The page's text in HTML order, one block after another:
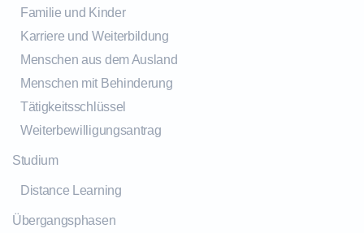
Familie und Kinder
Karriere und Weiterbildung
Menschen aus dem Ausland
Menschen mit Behinderung
Tätigkeitsschlüssel
Weiterbewilligungsantrag
Studium
Distance Learning
Übergangsphasen